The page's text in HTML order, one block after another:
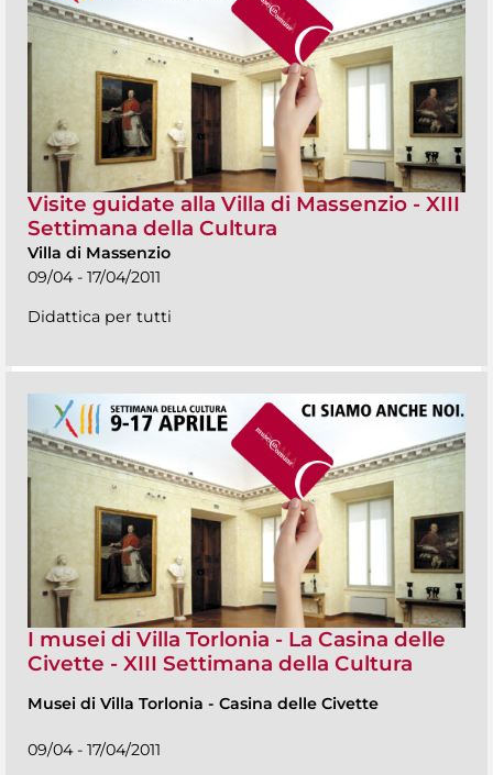
Visite guidate alla Villa di Massenzio - XIII
Settimana della Cultura
Villa di Massenzio
09/04 - 17/04/2011
Didattica per tutti
I musei di Villa Torlonia - La Casina delle
Civette - XIII Settimana della Cultura
Musei di Villa Torlonia - Casina delle Civette
09/04 - 17/04/2011